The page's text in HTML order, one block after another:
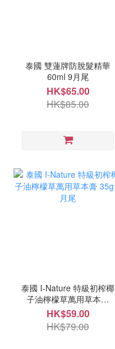
泰國 雙蓮牌防脫髮精華
60ml 9月尾
HK$65.00
HK$85.00
泰國 I-Nature 特級初榨椰
子油檸檬草萬用草本膏
35g 9月尾
HK$59.00
HK$79.00